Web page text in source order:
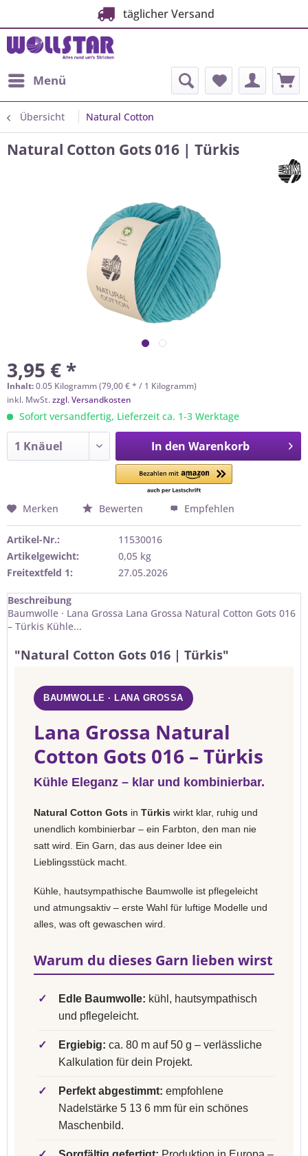
täglicher Versand
Menü
Übersicht Natural Cotton
Natural Cotton Gots 016 | Türkis
3,95 € *
Inhalt:0.05 Kilogramm (79,00 € * / 1 Kilogramm)
inkl. MwSt.zzgl. Versandkosten
Sofort versandfertig, Lieferzeit ca. 1-3 Werktage
In den Warenkorb
Merken Bewerten Empfehlen
Artikel-Nr.:
11530016
Artikelgewicht:
0,05 kg
Freitextfeld 1:
27.05.2026
Beschreibung
Baumwolle · Lana Grossa Lana Grossa Natural Cotton Gots 016
– Türkis Kühle...
"Natural Cotton Gots 016 | Türkis"
BAUMWOLLE · LANA GROSSA
Lana Grossa Natural
Cotton Gots 016 – Türkis
Kühle Eleganz – klar und kombinierbar.
Natural Cotton Gots in Türkis wirkt klar, ruhig und
unendlich kombinierbar – ein Farbton, den man nie
satt wird. Ein Garn, das aus deiner Idee ein
Lieblingsstück macht.
Kühle, hautsympathische Baumwolle ist pflegeleicht
und atmungsaktiv – erste Wahl für luftige Modelle und
alles, was oft gewaschen wird.
Warum du dieses Garn lieben wirst
✓ Edle Baumwolle: kühl, hautsympathisch
und pflegeleicht.
✓ Ergiebig: ca. 80 m auf 50 g – verlässliche
Kalkulation für dein Projekt.
✓ Perfekt abgestimmt: empfohlene
Nadelstärke 5 13 6 mm für ein schönes
Maschenbild.